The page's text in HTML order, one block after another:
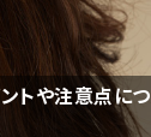
トや注意点につ